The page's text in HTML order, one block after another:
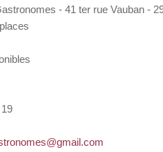
- 41 ter rue Vauban -